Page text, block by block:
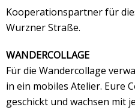
Kooperationspartner für
Wurzner Straße.
WANDERCOLLAGE
Für die Wandercollage
in ein mobiles Atelier. Eure
geschickt und wachsen mit